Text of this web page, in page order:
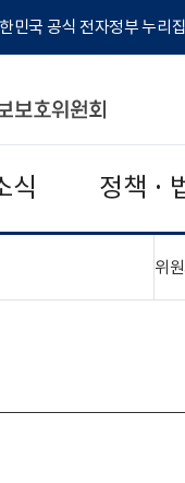
민국 공식 전자정부 누리
식 정책 ·
위